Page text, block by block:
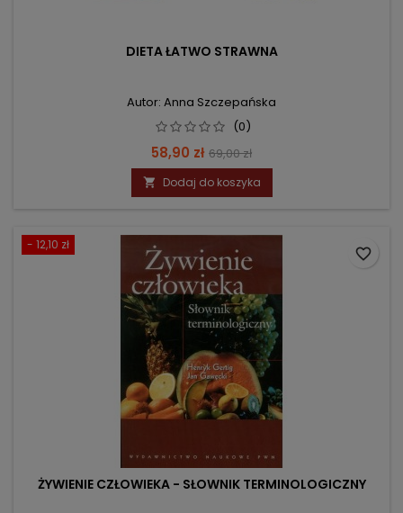
DIETA ŁATWO STRAWNA
Autor: Anna Szczepańska
(0)
Cena
58,90 zł Cena
podstawowa
69,00 zł
 Dodaj do koszyka
- 12,10 zł
ŻYWIENIE CZŁOWIEKA - SŁOWNIK TERMINOLOGICZNY
favorite_border